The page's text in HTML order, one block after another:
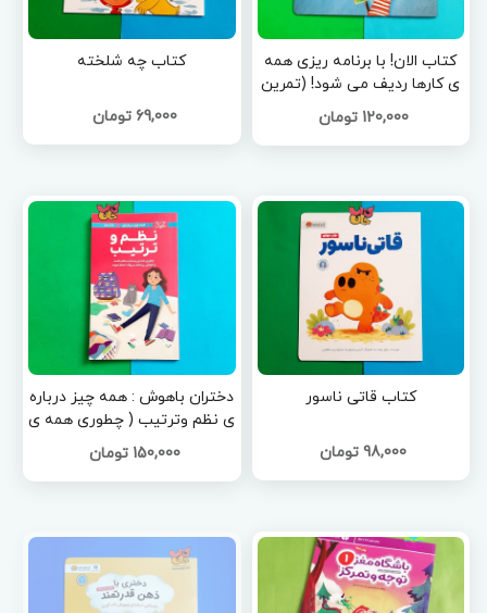
کتاب الان! با برنامه ریزی همه
ی کارها ردیف می شود! (تمرین
برنامه ریزی برای تقویت مغز)
120,000 تومان
کتاب چه شلخته
69,000 تومان
کتاب قاتی ناسور
98,000 تومان
دختران باهوش : همه چیز درباره
ی نظم وترتیب ( چطوری همه ی
وسایلم منظم باشند و کارهای
روزانه ام سر وقت انجام شوند)
150,000 تومان